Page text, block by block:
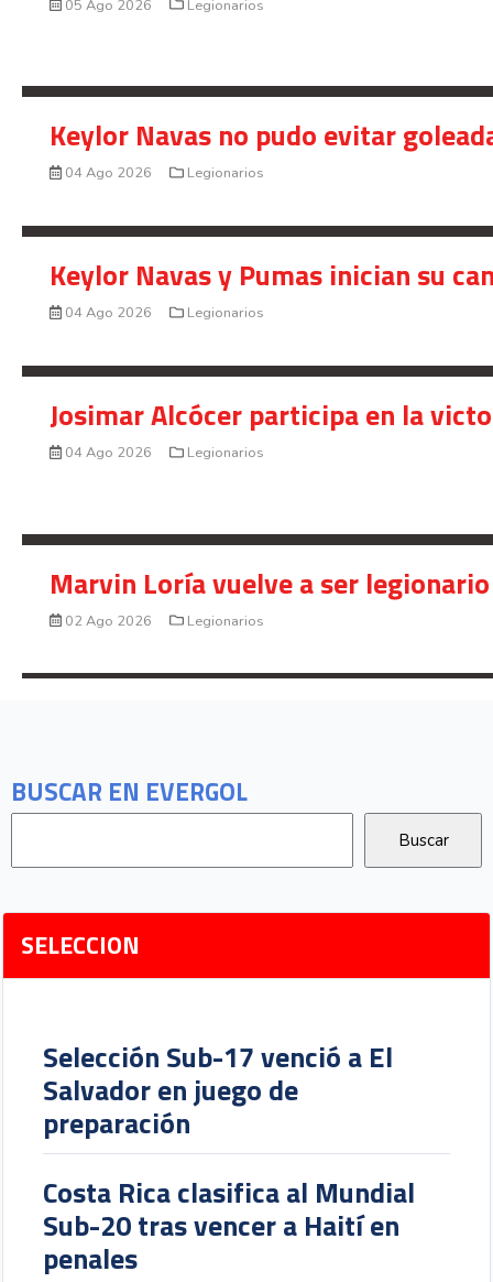
BUSCAR EN EVERGOL
SELECCION
Selección Sub-17 venció a El
Salvador en juego de
preparación
Costa Rica clasifica al Mundial
Sub-20 tras vencer a Haití en
penales
05 Ago 2026 Legionarios
Keylor Navas no pudo evitar
04 Ago 2026 Legionarios
Keylor Navas y Pumas inician su
04 Ago 2026 Legionarios
Josimar Alcócer participa en la
04 Ago 2026 Legionarios
Marvin Loría vuelve a ser
02 Ago 2026 Legionarios